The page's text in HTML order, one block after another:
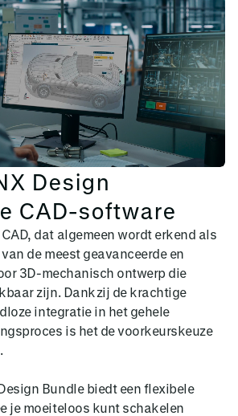
Design
CAD-software
dat algemeen wordt erkend als
de meest geavanceerde en
3D-mechanisch ontwerp die
zijn. Dankzij de krachtige
integratie in het gehele
is het de voorkeurskeuze
Bundle biedt een flexibele
je moeiteloos kunt schakelen